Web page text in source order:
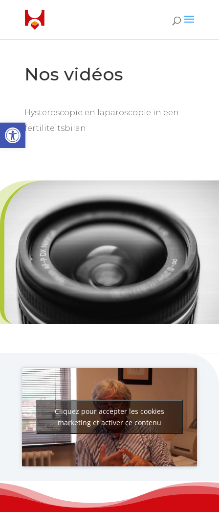
Ouvrir la barre d’outils
Nos vidéos
Hysteroscopie en laparoscopie in een
fertiliteitsbilan
Cliquez pour accepter les cookies
marketing et activer ce contenu